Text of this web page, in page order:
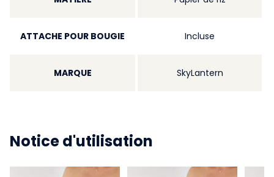
ATTACHE POUR BOUGIE Incluse
MARQUE SkyLantern
Notice d'utilisation